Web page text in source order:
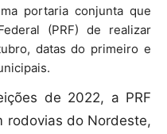
portaria conjunta que
(PRF) de realizar
datas do primeiro e
de 2022, a PRF
rodovias do Nordeste,